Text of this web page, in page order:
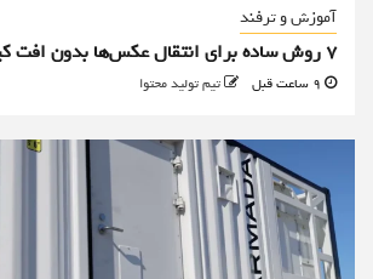
آموزش و ترفند
۷ روش ساده برای انتقال عکس‌ها بدون افت کیفیت
تیم تولید محتوا